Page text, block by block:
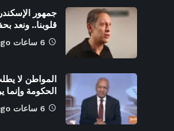
جمهور
قلوبنا.. ونعد
6 ساعات ago
المواطن لا
الحكومة
6 ساعات ago